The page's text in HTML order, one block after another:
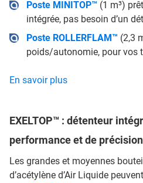
Poste MINITOP™ (1 m³)
intégrée, pas besoin d’un
Poste ROLLERFLAM™ (2,3
poids/autonomie, pour vos
En savoir plus
EXELTOP™ : détenteur
performance et de précision
Les grandes et moyennes
d’acétylène d’Air Liquide